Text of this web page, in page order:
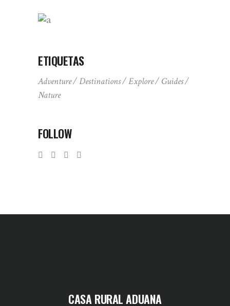
ETIQUETAS
Adventure Destinations Explore
Guides
Nature
FOLLOW
CASA RURAL ADUANA